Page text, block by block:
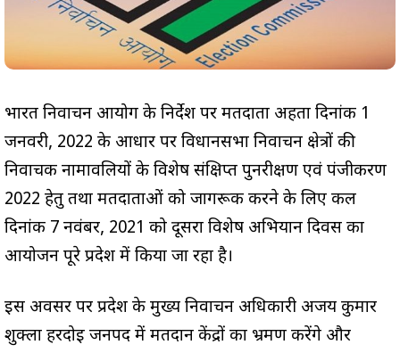
भारत निर्वाचन आयोग के निर्देश पर मतदाता अर्हता दिनांक 1
जनवरी, 2022 के आधार पर विधानसभा निर्वाचन क्षेत्रों की
निर्वाचक नामावलियों के विशेष संक्षिप्त पुनरीक्षण एवं पंजीकरण
2022 हेतु तथा मतदाताओं को जागरूक करने के लिए कल
दिनांक 7 नवंबर, 2021 को दूसरा विशेष अभियान दिवस का
आयोजन पूरे प्रदेश में किया जा रहा है।
इस अवसर पर प्रदेश के मुख्य निर्वाचन अधिकारी अजय कुमार
शुक्ला हरदोई जनपद में मतदान केंद्रों का भ्रमण करेंगे और